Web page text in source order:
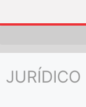
JURÍDICO